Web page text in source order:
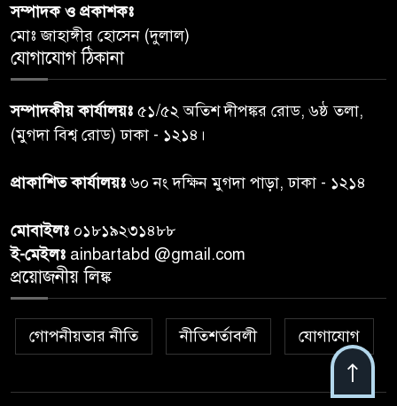
দিবস-২০২৬’।
মাঝে ১৩ লক্ষ ১৫ হাজার টাকা
বিতরণ
৬
বান্দরবানে বন্যায় ক্ষতিগ্রস্তদের
দক্ষিণ চট্টগ্রামের এক অসহায় ও
ডোনার্স ক্লাব” এবং “হাসিমুখ পরিবার”
৮
শেখ হাসিনার বক্তব্য প্রচার করলে
আইনানুগ ব্যবস্থা: তথ্য উপদেষ্টা
৯
সম্পাদক ও প্রকাশকঃ
মোঃ জাহাঙ্গীর হোসেন (দুলাল)
যোগাযোগ ঠিকানা
সম্পাদকীয় কার্যালয়ঃ ৫১/৫২ অতিশ দীপঙ্কর রোড, ৬ষ্ঠ তলা,
(মুগদা বিশ্ব রোড) ঢাকা - ১২১৪।
প্রাকাশিত কার্যালয়ঃ৬০ নং দক্ষিন মুগদা পাড়া, ঢাকা - ১২১৪
মোবাইলঃ ০১৮১৯২৩১৪৮৮
ই-মেইলঃ ainbartabd @gmail.com
প্রয়োজনীয় লিঙ্ক
গোপনীয়তার নীতি নীতিশর্তাবলী যোগাযোগ